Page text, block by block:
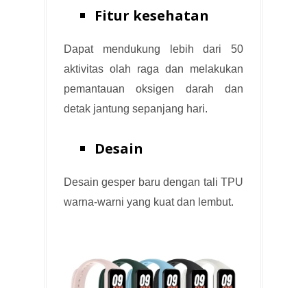
Fitur kesehatan
Dapat mendukung lebih dari 50
aktivitas olah raga dan melakukan
pemantauan oksigen darah dan
detak jantung sepanjang hari.
Desain
Desain gesper baru dengan tali TPU
warna-warni yang kuat dan lembut.